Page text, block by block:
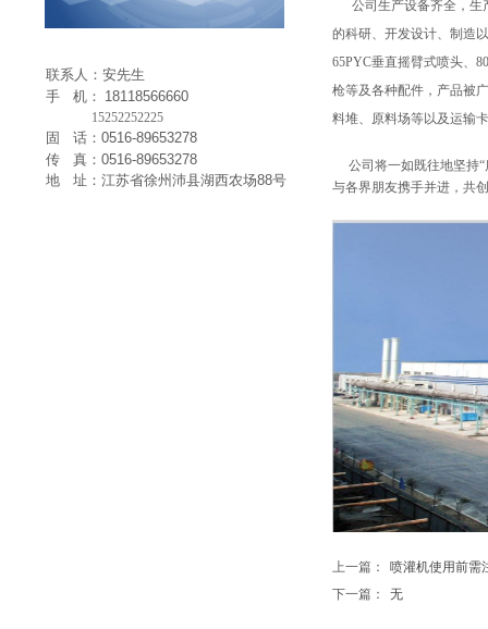
公司生产设备齐全，生
的科研、开发设计、制造
65PYC垂直摇臂式喷头、
枪等及各种配件，产品被
料堆、原料场等以及运输
公司将一如既往地坚持“
与各界朋友携手并进，共
上一篇：
喷灌机使用前需
下一篇：
无
联系人：安先生
手 机： 18118566660
15252252225
固 话：0516-89653278
传 真：0516-89653278
地 址：江苏省徐州沛县湖西农场88号